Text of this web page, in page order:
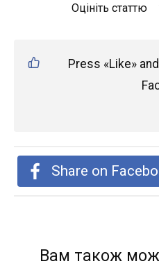
Оцініть статтю
Press «Like»
Share on
Вам також